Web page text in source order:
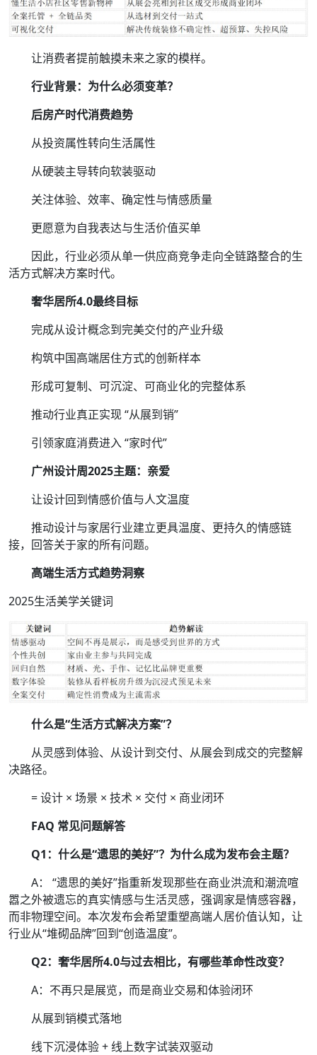
让消费者提前触摸未来之家的模样。
行业背景：为什么必须变革？
后房产时代消费趋势
从投资属性转向生活属性
从硬装主导转向软装驱动
关注体验、效率、确定性与情感质量
更愿意为自我表达与生活价值买单
因此，行业必须从单一供应商竞争走向全链路整合的生
活方式解决方案时代。
奢华居所4.0最终目标
完成从设计概念到完美交付的产业升级
构筑中国高端居住方式的创新样本
形成可复制、可沉淀、可商业化的完整体系
推动行业真正实现 “从展到销”
引领家庭消费进入 “家时代”
广州设计周2025主题：亲爱
让设计回到情感价值与人文温度
推动设计与家居行业建立更具温度、更持久的情感链
接，回答关于家的所有问题。
高端生活方式趋势洞察
2025生活美学关键词
什么是“生活方式解决方案”？
从灵感到体验、从设计到交付、从展会到成交的完整解
决路径。
= 设计 × 场景 × 技术 × 交付 × 商业闭环
FAQ 常见问题解答
Q1：什么是“遗思的美好”？为什么成为发布会主题？
A： “遗思的美好”指重新发现那些在商业洪流和潮流喧
嚣之外被遗忘的真实情感与生活灵感，强调家是情感容器，
而非物理空间。本次发布会希望重塑高端人居价值认知，让
行业从“堆砌品牌”回到“创造温度”。
Q2：奢华居所4.0与过去相比，有哪些革命性改变？
A：不再只是展览，而是商业交易和体验闭环
从展到销模式落地
线下沉浸体验 + 线上数字试装双驱动